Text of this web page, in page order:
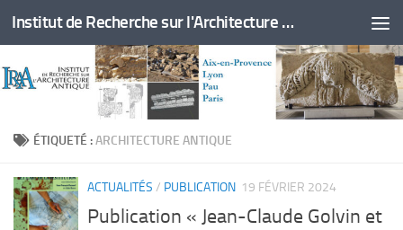
Skip to content Institut de Recherche sur l'Architecture Antique
ÉTIQUETÉ :ARCHITECTURE ANTIQUE
ACTUALITÉS / PUBLICATION 19 FÉVRIER 2024
Publication « Jean-Claude Golvin et